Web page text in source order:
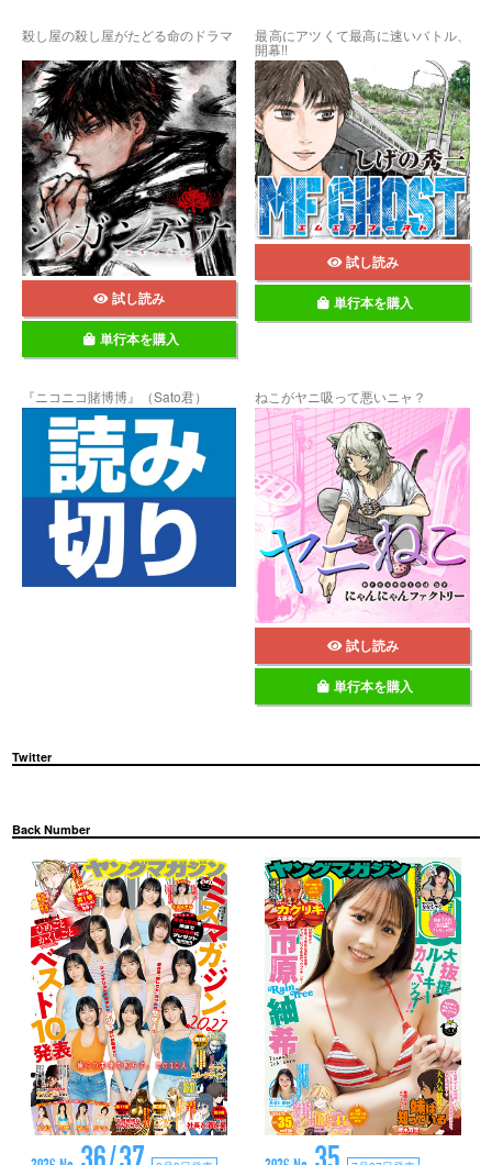
殺し屋の殺し屋がたどる命のドラマ
試し読み
単行本を購入
最高にアツくて最高に速いバトル、
開幕!!
試し読み
単行本を購入
『ニコニコ賭博博』（Sato君） ねこがヤニ吸って悪いニャ？
試し読み
単行本を購入
Twitter
Back Number